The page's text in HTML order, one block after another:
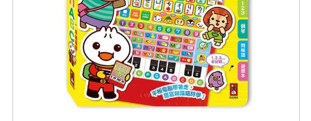
海外購物免煩惱！點我查看『海外購物流程說明』